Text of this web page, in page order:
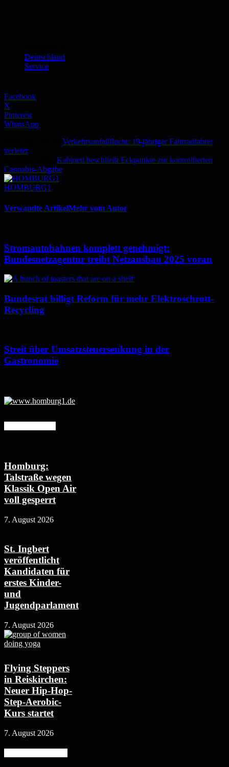
Deutschland
Service
Facebook
X
Pinterest
WhatsApp
Verkehrsunfallflucht: 19-jähriger Fahrradfahrer
verletzt
Kabinett beschließt Eckpunkte zur kontrollierten
Cannabis-Abgabe
HOMBURG1
Verwandte ArtikelMehr vom Autor
Stromautobahnen komplett genehmigt:
Bundesnetzagentur treibt Netzausbau 2025 voran
Bundesrat billigt Reform für mehr Elektroschrott-
Recycling
Streit über Umsatzsteuersenkung in der
Gastronomie
Homburg:
Talstraße wegen
Klassik Open Air
voll gesperrt
7. August 2026
St. Ingbert
veröffentlicht
Kandidaten für
erstes Kinder-
und
Jugendparlament
7. August 2026
Flying Steppers
in Reiskirchen:
Neuer Hip-Hop-
Step-Aerobic-
Kurs startet
7. August 2026